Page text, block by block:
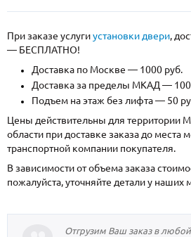
При заказе услугиустановки двери,
— БЕСПЛАТНО!
Доставка по Москве — 1000 руб.
Доставка за пределы МКАД —
Подъем на этаж без лифта — 50
Цены действительны для территории
области при доставке заказа до места
транспортной компании покупателя.
В зависимости от объема заказа
пожалуйста, уточняйте детали у
Отгрузим Ваш заказ в